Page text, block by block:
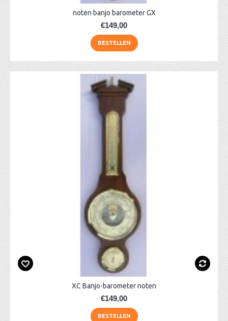
noten banjo barometer GX
€149,00
BESTELLEN
XC Banjo-barometer noten
€149,00
BESTELLEN